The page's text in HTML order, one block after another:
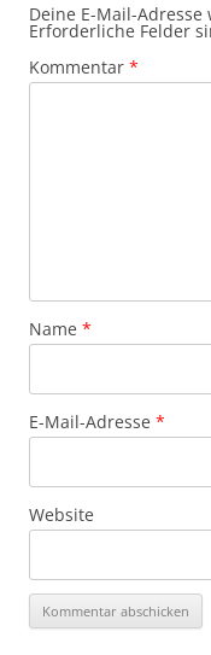
Deine E-Mail-
Erforderliche Felder
Kommentar *
Name *
E-Mail-Adresse *
Website